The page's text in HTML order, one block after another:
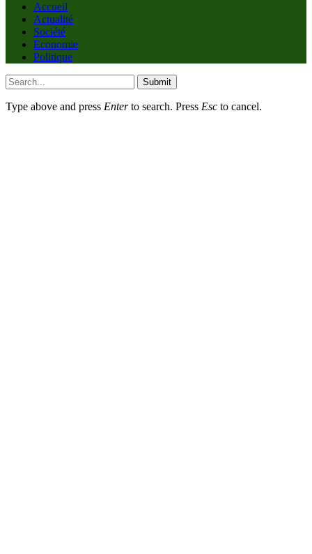
Accueil
Actualité
Société
Economie
Politique
Submit
Type above and press Enterto search. Press Esc to cancel.